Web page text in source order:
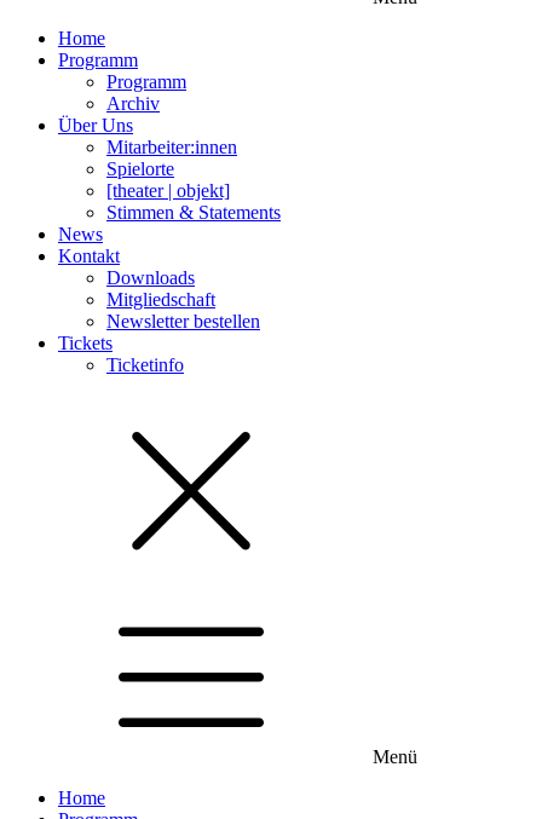
Home
Programm
Programm
Archiv
Über Uns
Mitarbeiter:innen
Spielorte
[theater | objekt]
Stimmen & Statements
News
Kontakt
Downloads
Mitgliedschaft
Newsletter bestellen
Tickets
Ticketinfo
Menü
Home